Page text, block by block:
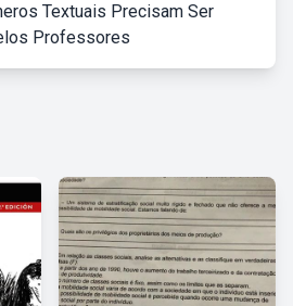
Textuais Precisam Ser
Professores